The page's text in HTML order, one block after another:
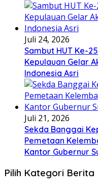
Juli 24, 2026
Sambut HUT Ke-
Kepulauan Gelar
Indonesia Asri
Juli 21, 2026
Sekda Banggai
Pemetaan
Kantor Gubernur
Pilih Kategori Berita